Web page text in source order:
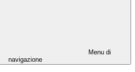
Menu di
navigazione